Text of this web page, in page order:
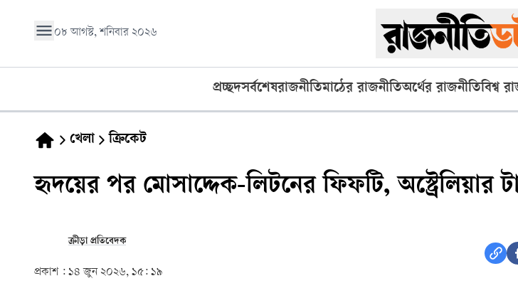
০৮ আগস্ট, শনিবার ২০২৬
প্রচ্ছদসর্বশেষরাজনীতিমাঠের রাজনীতিঅর্থের রাজনীতিবিশ্ব
খেলা ক্রিকেট
হৃদয়ের পর মোসাদ্দেক-লিটনের ফিফটি, অস্ট্রেলিয়ার
ক্রীড়া প্রতিবেদক
প্রকাশ : ১৪ জুন ২০২৬, ১৫: ১৯